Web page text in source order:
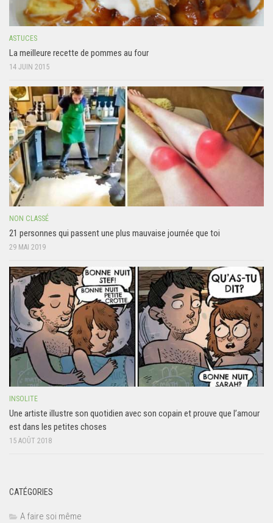
ASTUCES
La meilleure recette de pommes au four
14 JUIN 2015
NON CLASSÉ
21 personnes qui passent une plus mauvaise journée que toi
29 MAI 2019
INSOLITE
Une artiste illustre son quotidien avec son copain et prouve que l’amour
est dans les petites choses
15 AOÛT 2018
CATÉGORIES
A faire soi même